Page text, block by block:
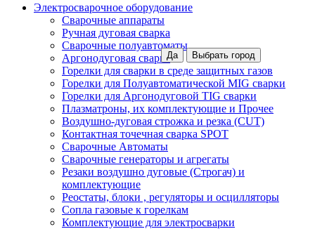
Да Выбрать город
Электросварочное оборудование
Сварочные аппараты
Ручная дуговая сварка
Сварочные полуавтоматы
Аргонодуговая сварка
Горелки для сварки в среде защитных газов
Горелки для Полуавтоматической MIG сварки
Горелки для Аргонодуговой TIG сварки
Плазматроны, их комплектующие и Прочее
Воздушно-дуговая строжка и резка (CUT)
Контактная точечная сварка SPOT
Сварочные Автоматы
Сварочные генераторы и агрегаты
Резаки воздушно дуговые (Строгач) и
комплектующие
Реостаты, блоки , регуляторы и осцилляторы
Сопла газовые к горелкам
Комплектующие для электросварки